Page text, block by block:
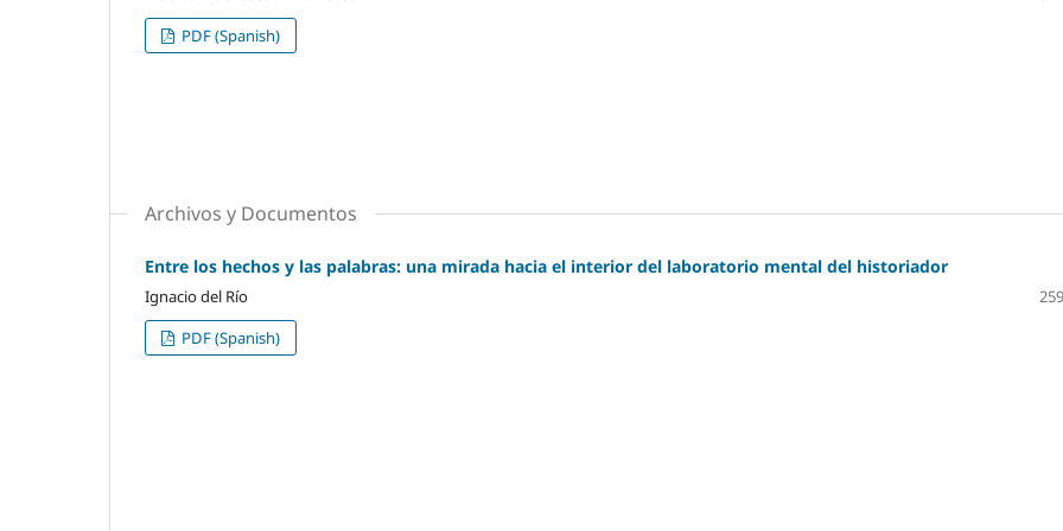
PDF (Spanish)
Archivos y Documentos
Entre los hechos y las palabras: una mirada hacia el interior del laboratorio mental del historiador
Ignacio del Río
PDF (Spanish)